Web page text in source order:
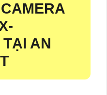
CAMERA
TẠI AN